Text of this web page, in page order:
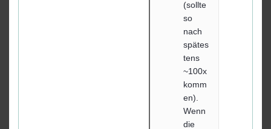
(sollte
so
nach
spätes
tens
~100x
komm
en).
Wenn
die